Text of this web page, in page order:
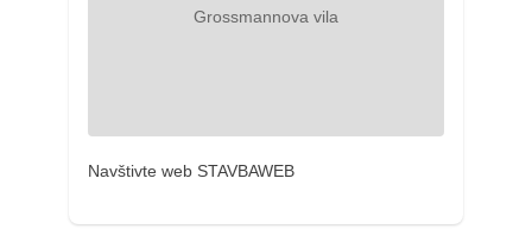
Navštivte web STAVBAWEB